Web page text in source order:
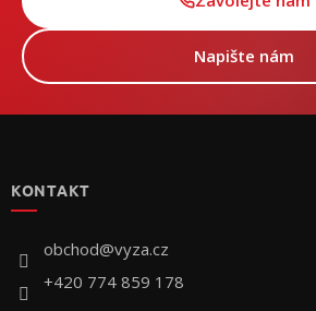
Napište nám
KONTAKT
obchod@vyza.cz
+420 774 859 178